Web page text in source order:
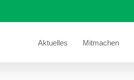
Aktuelles Mitmachen